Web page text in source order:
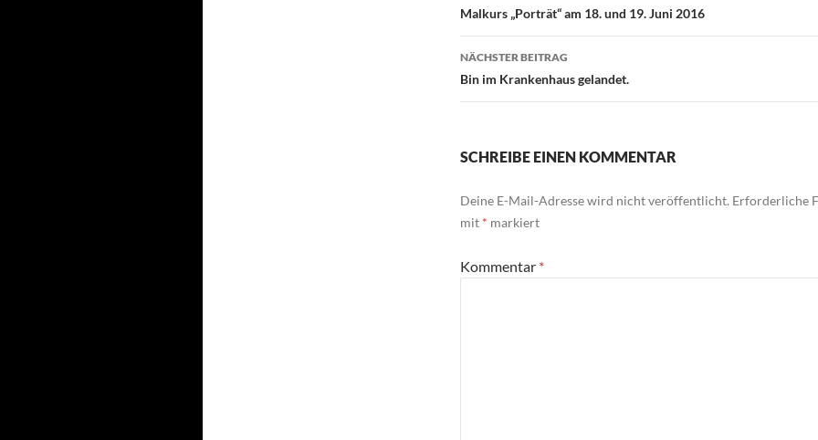
Malkurs „Porträt“ am 18. und 19. Juni 2016
NÄCHSTER BEITRAG
Bin im Krankenhaus gelandet.
SCHREIBE EINEN KOMMENTAR
Deine E-Mail-Adresse wird nicht veröffentlicht. Erforderliche
mit * markiert
Kommentar *